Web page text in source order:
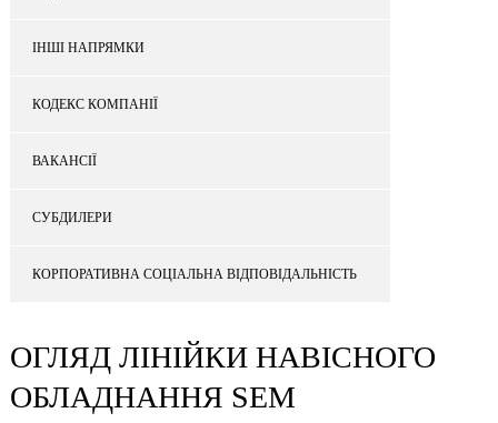
ІНШІ НАПРЯМКИ
КОДЕКС КОМПАНІЇ
ВАКАНСІЇ
СУБДИЛЕРИ
КОРПОРАТИВНА СОЦІАЛЬНА ВІДПОВІДАЛЬНІСТЬ
ОГЛЯД ЛІНІЙКИ НАВІСНОГО
ОБЛАДНАННЯ SEM